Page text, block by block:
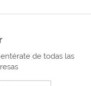
de todas las